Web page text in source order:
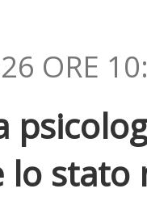
ORE
lo stato